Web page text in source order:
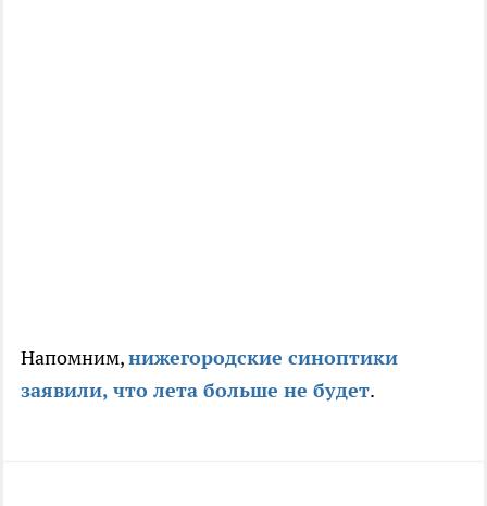
Напомним,нижегородские синоптики
заявили, что лета больше не будет.